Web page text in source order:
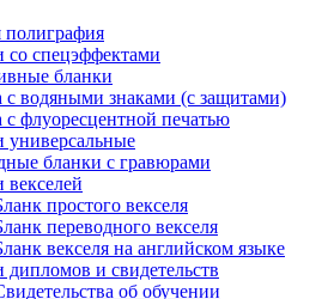
со спецэффектами
бланки
с водяными знаками (с защитами)
с флуоресцентной печатью
универсальные
бланки с гравюрами
векселей
простого векселя
переводного векселя
векселя на английском языке
дипломов и свидетельств
об обучении